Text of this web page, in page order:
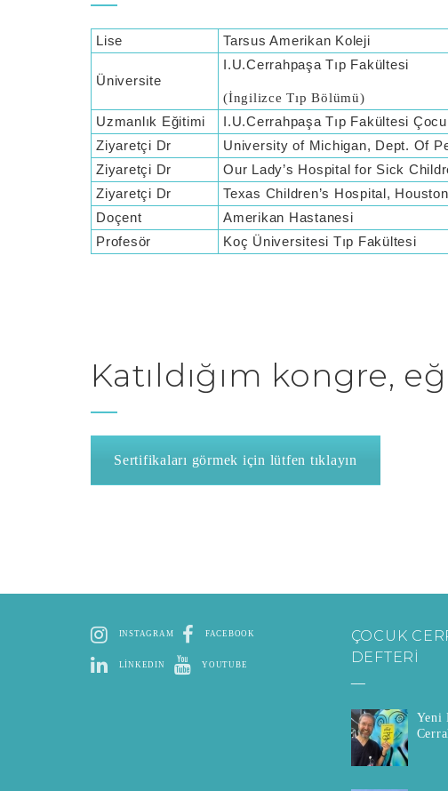
Lise Tarsus Amerikan Koleji
Üniversite
I.U.Cerrahpaşa Tıp Fakültesi
(İngilizce Tıp Bölümü)
Uzmanlık Eğitimi I.U.Cerrahpaşa Tıp Fakültesi
Ziyaretçi Dr
University of Michigan, Dept. Of
Ziyaretçi Dr
Our Lady’s Hospital for Sick
Ziyaretçi Dr
Texas Children’s Hospital,
Doçent
Amerikan Hastanesi
Profesör
Koç Üniversitesi Tıp Fakültesi
Katıldığım kongre,
Sertifikaları görmek için lütfen tıklayın
INSTAGRAM FACEBOOK
LINKEDIN YOUTUBE
ÇOCUK
DEFTERİ
Yeni